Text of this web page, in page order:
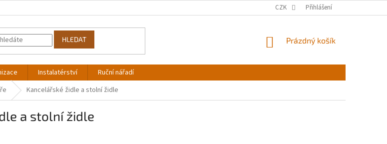
CZK Přihlášení
HLEDAT
NÁKUPNÍ
Prázdný košík
Instalatérství
Ruční nářadí
Kancelářské židle a stolní židle
a stolní židle